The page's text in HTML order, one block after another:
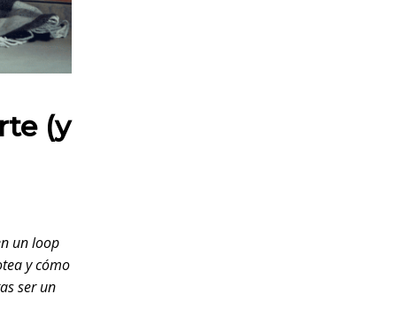
(y
un loop
y cómo
ser un